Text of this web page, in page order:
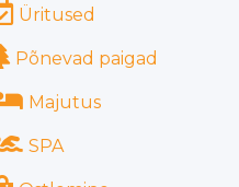
Üritused
Põnevad paigad
Majutus
SPA